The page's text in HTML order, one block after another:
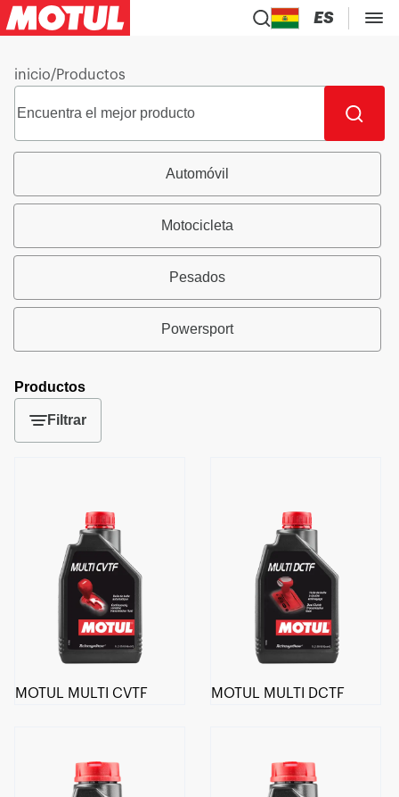
ES
inicio/Productos
Automóvil
Motocicleta
Pesados
Powersport
Productos
Filtrar
MOTUL MULTI CVTF MOTUL MULTI DCTF